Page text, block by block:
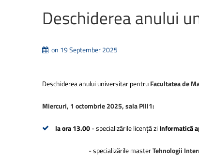
Deschidereaanului
on 19 September 2025
Deschiderea anului universitar pentruFacultatea de
Miercuri, 1 octombrie 2025, sala PIII1:
la ora 13.00- specializările licență zi Informatică
- specializările masterTehnologii